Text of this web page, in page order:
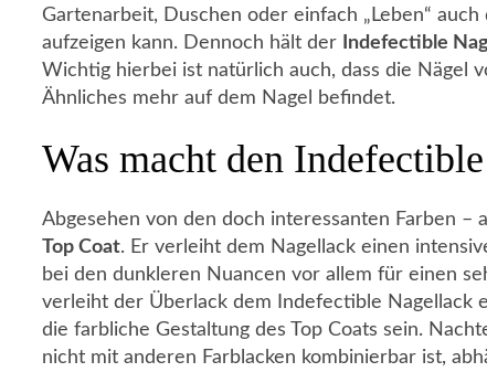
Gartenarbeit, Duschen oder einfach „Leben“
aufzeigen kann. Dennoch hält der
Indefectible
Wichtig hierbei ist natürlich auch, dass die Nägel
Ähnliches mehr auf dem Nagel befindet.
Was macht den
Abgesehen von den doch interessanten Farben –
Top Coat. Er verleiht dem Nagellack einen
bei den dunkleren Nuancen vor allem für einen
verleiht der Überlack dem Indefectible Nagellack
die farbliche Gestaltung des Top Coats sein.
nicht mit anderen Farblacken kombinierbar ist,